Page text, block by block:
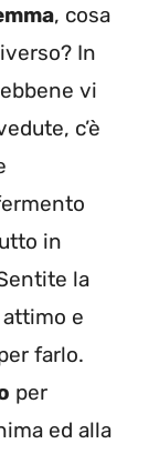
, cosa
In
vi
c’è
in
la
e
farlo.
per
ed alla